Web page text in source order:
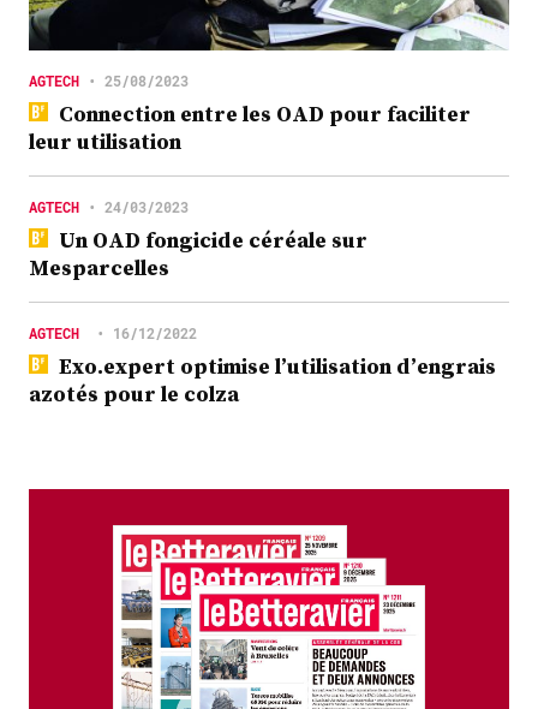
AGTECH • 25/08/2023
Connection entre les OAD pour faciliter
leur utilisation
AGTECH • 24/03/2023
Un OAD fongicide céréale sur
Mesparcelles
AGTECH • 16/12/2022
Exo.expert optimise l’utilisation d’engrais
azotés pour le colza